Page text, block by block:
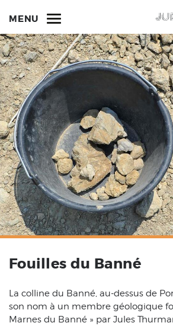
MENU
Fouilles du Banné
La colline du Banné, au-dessus de
son nom à un membre géologique
Marnes du Banné » par Jules